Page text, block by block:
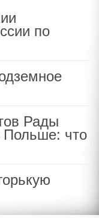
по
Рады
Польше: что